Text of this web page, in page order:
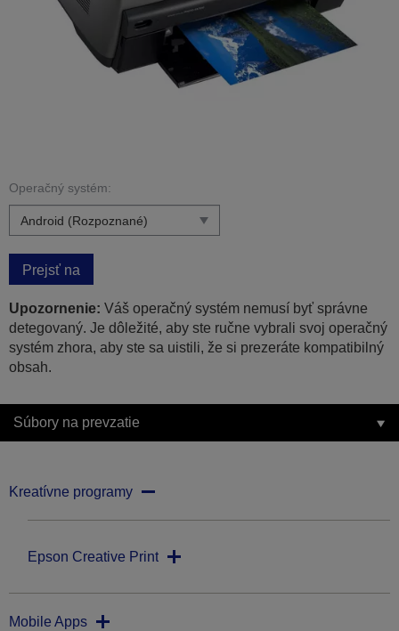
Operačný systém:
Prejsť na
Upozornenie: Váš operačný systém nemusí byť správne
detegovaný. Je dôležité, aby ste ručne vybrali svoj operačný
systém zhora, aby ste sa uistili, že si prezeráte kompatibilný
obsah.
Súbory na prevzatie
Kreatívne programy
Epson Creative Print
Mobile Apps